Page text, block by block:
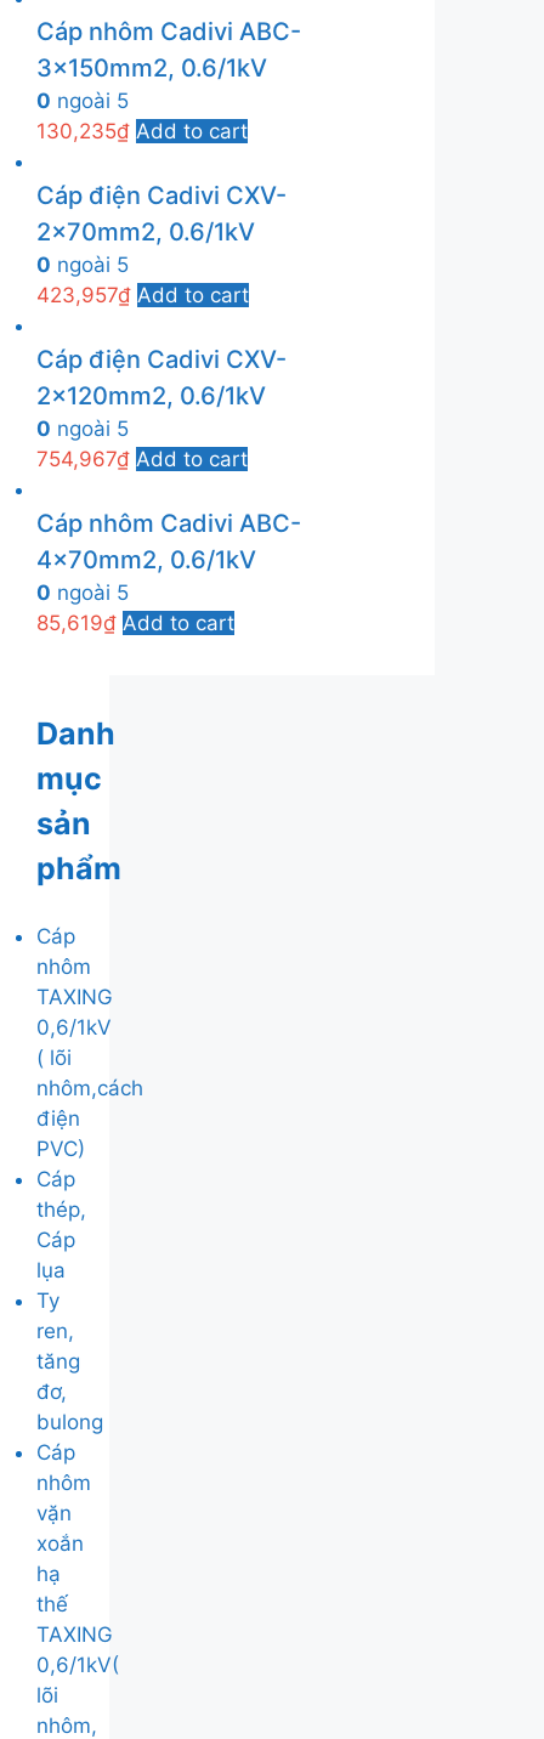
Cáp nhôm Cadivi ABC-
3x150mm2, 0.6/1kV
0 ngoài 5
130,235₫ Add to cart
Cáp điện Cadivi CXV-
2x70mm2, 0.6/1kV
0 ngoài 5
423,957₫ Add to cart
Cáp điện Cadivi CXV-
2x120mm2, 0.6/1kV
0 ngoài 5
754,967₫ Add to cart
Cáp nhôm Cadivi ABC-
4x70mm2, 0.6/1kV
0 ngoài 5
85,619₫ Add to cart
Danh
mục
sản
phẩm
Cáp
nhôm
TAXING
0,6/1kV
( lõi
nhôm,cách
điện
PVC)
Cáp
thép,
Cáp
lụa
Ty
ren,
tăng
đơ,
bulong
Cáp
nhôm
vặn
xoắn
hạ
thế
TAXING
0,6/1kV(
lõi
nhôm,